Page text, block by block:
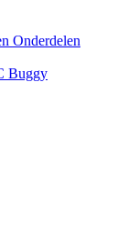
Onderdelen
Buggy